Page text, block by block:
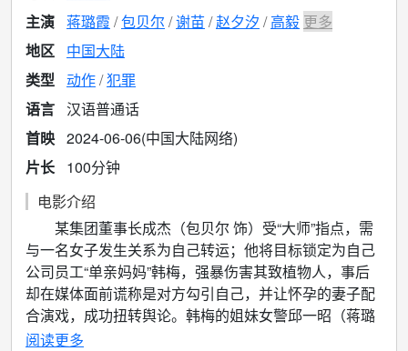
主演 蒋璐霞 包贝尔 谢苗 赵夕汐 高毅 更多
地区
中国大陆
类型 动作 犯罪
语言 汉语普通话
首映 2024-06-06(中国大陆网络)
片长
100分钟
电影介绍
某集团董事长成杰（包贝尔 饰）受“大师”指点，需
与一名女子发生关系为自己转运；他将目标锁定为自己
公司员工“单亲妈妈”韩梅，强暴伤害其致植物人，事后
却在媒体面前谎称是对方勾引自己，并让怀孕的妻子配
合演戏，成功扭转舆论。韩梅的姐妹女警邱一昭（蒋璐
霞 饰）坚信成杰在说谎并开启调查，在取证过程中受到
阅读更多